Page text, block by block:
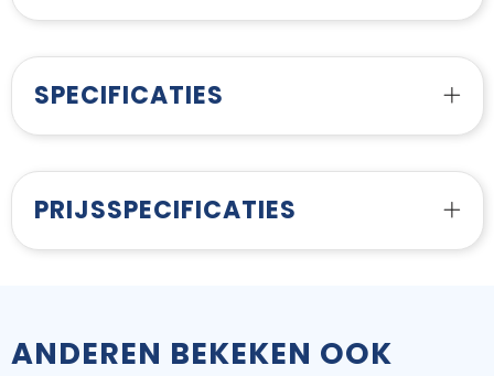
SPECIFICATIES
PRIJSSPECIFICATIES
ANDEREN BEKEKEN OOK